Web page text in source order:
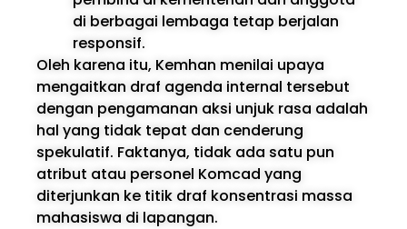
di berbagai lembaga tetap berjalan
responsif.
Oleh karena itu, Kemhan menilai upaya
mengaitkan draf agenda internal tersebut
dengan pengamanan aksi unjuk rasa adalah
hal yang tidak tepat dan cenderung
spekulatif. Faktanya, tidak ada satu pun
atribut atau personel Komcad yang
diterjunkan ke titik draf konsentrasi massa
mahasiswa di lapangan.